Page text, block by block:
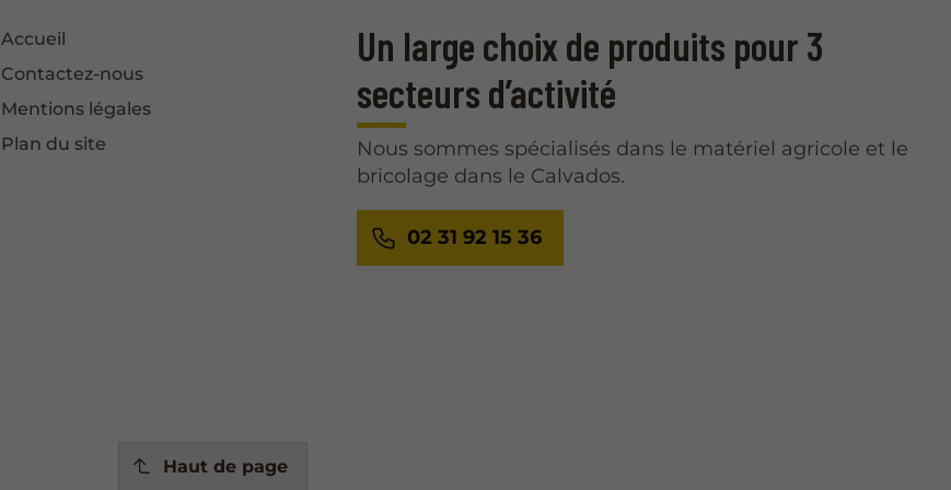
Accueil
Contactez-nous
Mentions légales
Plan du site
Un large choix de produits pour 3
secteurs d’activité
Nous sommes spécialisés dans le matériel agricole et le
bricolage dans le Calvados.
02 31 92 15 36
Haut de page